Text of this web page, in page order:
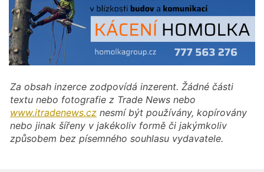
Za obsah inzerce zodpovídá inzerent. Žádné části
textu nebo fotografie z Trade News nebo
www.itradenews.cz nesmí být používány, kopírovány
nebo jinak šířeny v jakékoliv formě či jakýmkoliv
způsobem bez písemného souhlasu vydavatele.